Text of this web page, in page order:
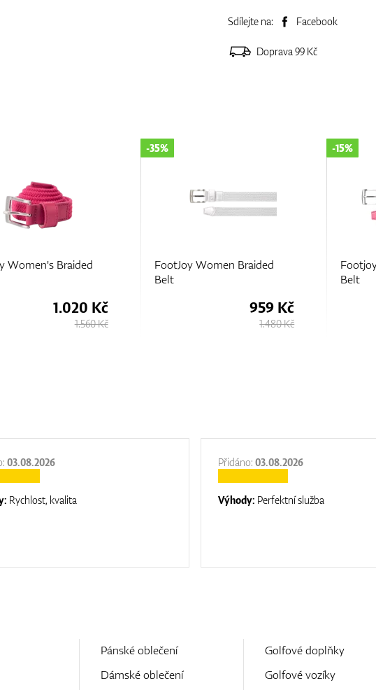
Sdílejte na: Facebook
Doprava 99 Kč
Women's Braided
1.020 Kč
1.560 Kč
FootJoy Women Braided
Belt
-35%
959 Kč
1.480 Kč
Belt
-15%
03.08.2026
Rychlost, kvalita
Přidáno:03.08.2026
Výhody: Perfektní služba
Pánské oblečení
Dámské oblečení
Golfové doplňky
Golfové vozíky